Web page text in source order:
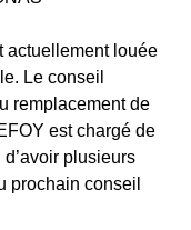
actuellement louée
Le conseil
remplacement de
est chargé de
plusieurs
prochain conseil